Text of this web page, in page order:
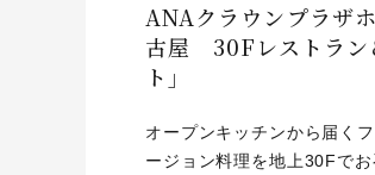
ANAクラウンプラザ
古屋 30Fレストラン
ト」
オープンキッチンから届く
ージョン料理を地上30Fで